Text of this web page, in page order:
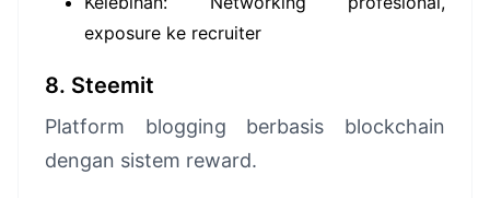
exposure ke recruiter
8. Steemit
Platform blogging berbasis blockchain
dengan sistem reward.